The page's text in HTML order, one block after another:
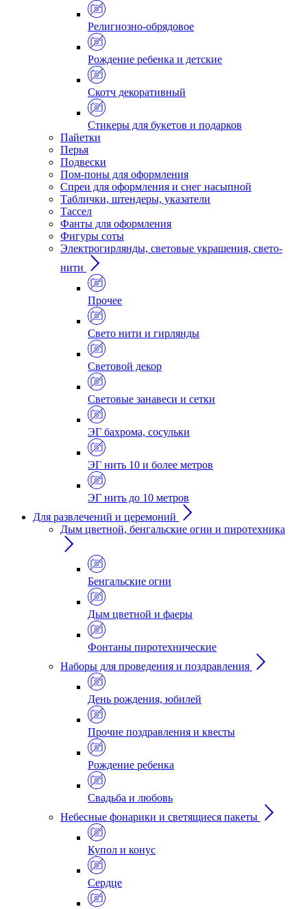
Религиозно-обрядовое
Рождение ребенка и детские
Скотч декоративный
Стикеры для букетов и подарков
Пайетки
Перья
Подвески
Пом-поны для оформления
Спреи для оформления и снег насыпной
Таблички, штендеры, указатели
Тассел
Фанты для оформления
Фигуры соты
Электрогирлянды, световые украшения, свето-
нити
Прочее
Свето нити и гирлянды
Световой декор
Световые занавеси и сетки
ЭГ бахрома, сосульки
ЭГ нить 10 и более метров
ЭГ нить до 10 метров
Для развлечений и церемоний
Дым цветной, бенгальские огни и пиротехника
Бенгальские огни
Дым цветной и фаеры
Фонтаны пиротехнические
Наборы для проведения и поздравления
День рождения, юбилей
Прочие поздравления и квесты
Рождение ребенка
Свадьба и любовь
Небесные фонарики и светящиеся пакеты
Купол и конус
Сердце